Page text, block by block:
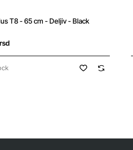
T8 - 65 cm - Deljiv - Black